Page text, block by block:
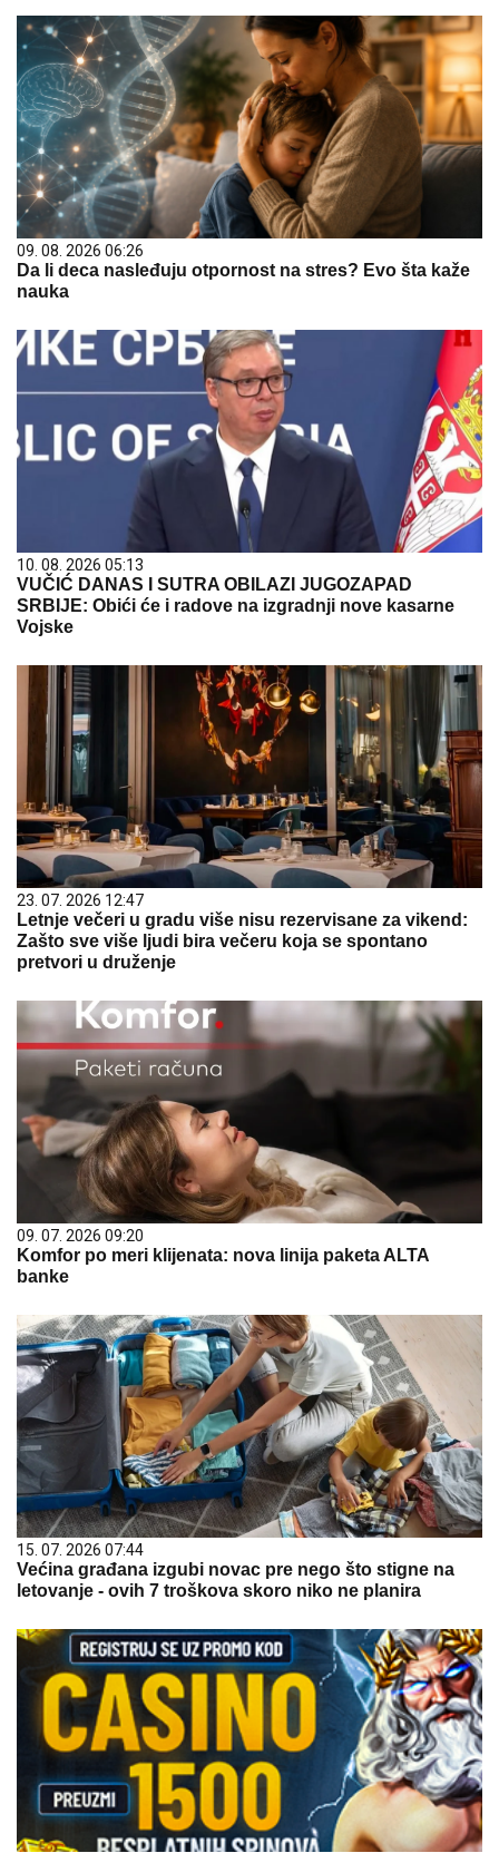
09. 08. 2026 06:26
Da li deca nasleđuju otpornost na stres? Evo šta kaže
nauka
10. 08. 2026 05:13
VUČIĆ DANAS I SUTRA OBILAZI JUGOZAPAD
SRBIJE: Obići će i radove na izgradnji nove kasarne
Vojske
23. 07. 2026 12:47
Letnje večeri u gradu više nisu rezervisane za vikend:
Zašto sve više ljudi bira večeru koja se spontano
pretvori u druženje
09. 07. 2026 09:20
Komfor po meri klijenata: nova linija paketa ALTA
banke
15. 07. 2026 07:44
Većina građana izgubi novac pre nego što stigne na
letovanje - ovih 7 troškova skoro niko ne planira